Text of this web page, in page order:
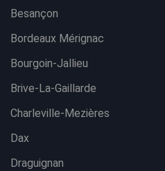
Besançon
Bordeaux Mérignac
Bourgoin-Jallieu
Brive-La-Gaillarde
Charleville-Mezières
Dax
Draguignan